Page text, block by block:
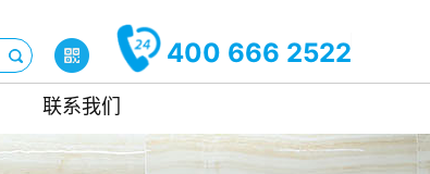
400 666 2522
联系我们